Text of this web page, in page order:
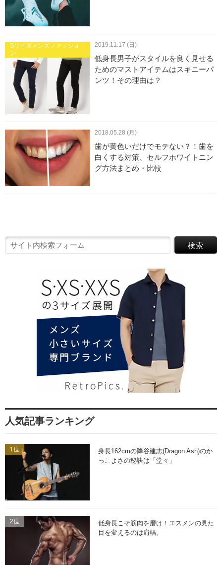
Sサイズメンズファッショ
ン
2019.11.17 (日)
低身長男子がスタイルを良く見せる
ためのマストアイテムはスキニーパ
ンツ！その理由は？
2018.05.28 (月)
歯が黄色いだけでモテない？！歯を
白くする対策、セルフホワイトニン
グ方法まとめ・比較
人気記事ランキング
1位
身長162cmの降谷建志(Dragon Ash)のか
っこよさの秘訣は「堂々」
2位
低身長こそ筋肉を磨け！エスメンの見た
目を変えるのは肩幅。